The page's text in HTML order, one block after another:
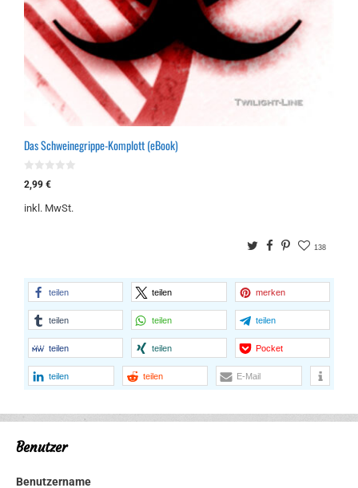
Das Schweinegrippe-Komplott (eBook)
0
v
n
2,99 €
inkl. MwSt.
TwitterFacebook
Pinterest
138
teilen teilen merken
teilen teilen teilen
teilen teilen Pocket
teilen teilen E-Mail
Benutzer
Benutzername